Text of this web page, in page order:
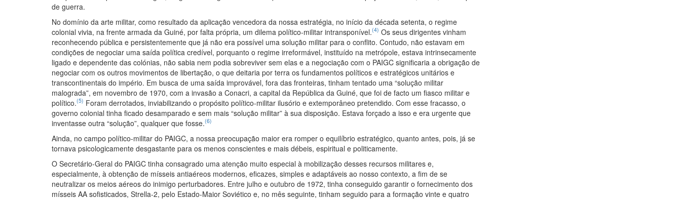
de guerra.
No domínio da arte militar, como resultado da aplicação vencedora da nossa estratégia, no início da década setenta, o regime
colonial vivia, na frente armada da Guiné, por falta própria, um dilema político-militar intransponível.(4) Os seus dirigentes vinham
reconhecendo pública e persistentemente que já não era possível uma solução militar para o conflito. Contudo, não estavam em
condições de negociar uma saída política credível, porquanto o regime irreformável, instituído na metrópole, estava intrinsecamente
ligado e dependente das colónias, não sabia nem podia sobreviver sem elas e a negociação com o PAIGC significaria a obrigação de
negociar com os outros movimentos de libertação, o que deitaria por terra os fundamentos políticos e estratégicos unitários e
transcontinentais do império. Em busca de uma saída improvável, fora das fronteiras, tinham tentado uma “solução militar
malograda”, em novembro de 1970, com a invasão a Conacri, a capital da República da Guiné, que foi de facto um fiasco militar e
político.(5) Foram derrotados, inviabilizando o propósito político-militar ilusório e extemporâneo pretendido. Com esse fracasso, o
governo colonial tinha ficado desamparado e sem mais “solução militar” à sua disposição. Estava forçado a isso e era urgente que
inventasse outra “solução”, qualquer que fosse.(6)
Ainda, no campo político-militar do PAIGC, a nossa preocupação maior era romper o equilíbrio estratégico, quanto antes, pois, já se
tornava psicologicamente desgastante para os menos conscientes e mais débeis, espiritual e politicamente.
O Secretário-Geral do PAIGC tinha consagrado uma atenção muito especial à mobilização desses recursos militares e,
especialmente, à obtenção de mísseis antiaéreos modernos, eficazes, simples e adaptáveis ao nosso contexto, a fim de se
neutralizar os meios aéreos do inimigo perturbadores. Entre julho e outubro de 1972, tinha conseguido garantir o fornecimento dos
mísseis AA sofisticados, Strella-2, pelo Estado-Maior Soviético e, no mês seguinte, tinham seguido para a formação vinte e quatro